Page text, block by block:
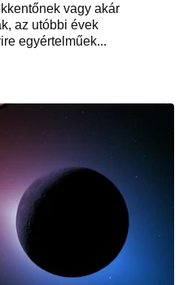
vagy akár
az utóbbi évek
egyértelműek...